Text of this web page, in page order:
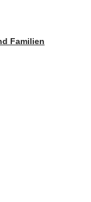
Familien